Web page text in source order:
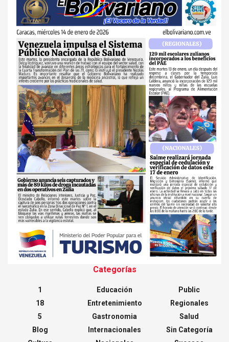
Categorías
1
18
5
Blog
Educación
Entretenimiento
Gastronomia
Internacionales
Public
Regionales
Salud
Sin Categoría